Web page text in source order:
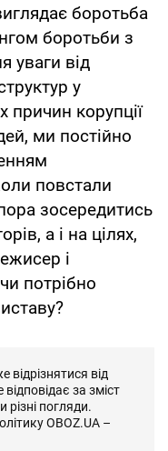
боротьба
боротьби з
уваги від
у
причин корупції
ми постійно
повстали
зосередитись
а і на цілях,
і
потрібно
відрізнятися від
за зміст
різні погляди.
OBOZ.UA –